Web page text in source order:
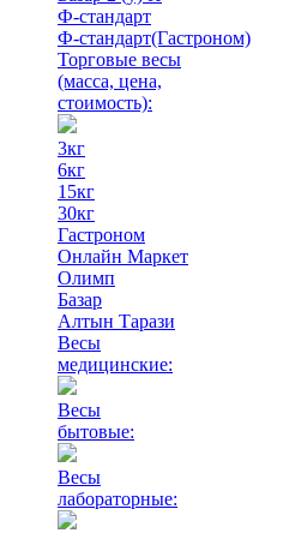
Ф-стандарт
Ф-стандарт(Гастроном)
Торговые весы
(масса, цена,
стоимость):
3кг
6кг
15кг
30кг
Гастроном
Онлайн Маркет
Олимп
Базар
Алтын Тарази
Весы
медицинские:
Весы
бытовые:
Весы
лабораторные: